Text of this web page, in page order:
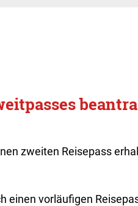
zweiten Reisepass
einen vorläufigen